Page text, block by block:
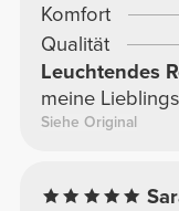
Komfort
Qualität
Leuchtendes
meine
Siehe Original